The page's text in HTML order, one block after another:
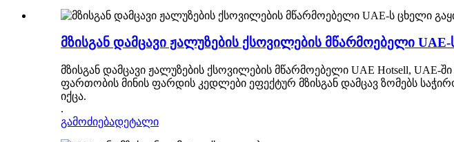
მზისგან დამცავი ჟალუზების ქსოვილების მწარმოებელი
მზისგან დამცავი ჟალუზების ქსოვილების მწარმოებელი UAE Hotsell,
ფართობის მინის ფარდის კედლები ეფექტურ მზისგან დამცავ ზომებს
იქცა.
.
გამოძიებადეტალი